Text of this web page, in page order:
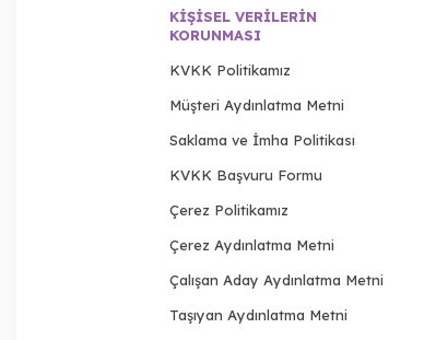
KIŞISEL VERILERIN
KORUNMASI
KVKK Politikamız
Müşteri Aydınlatma Metni
Saklama ve İmha Politikası
KVKK Başvuru Formu
Çerez Politikamız
Çerez Aydınlatma Metni
Çalışan Aday Aydınlatma Metni
Taşıyan Aydınlatma Metni